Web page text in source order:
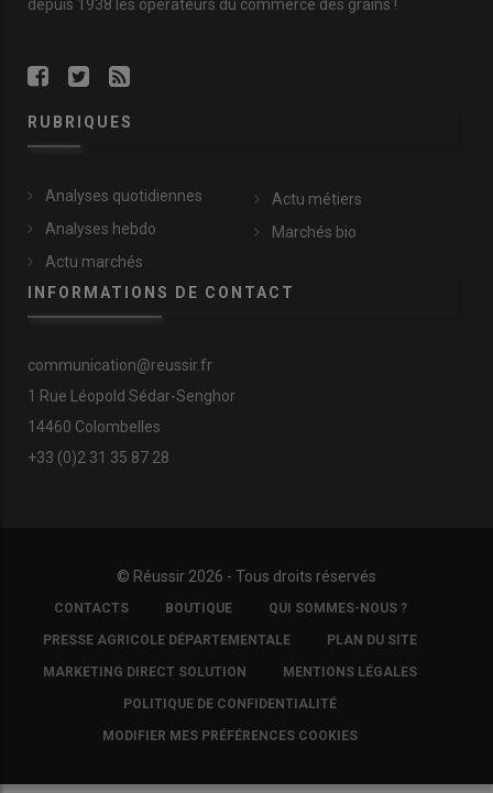
depuis 1938 les opérateurs du commerce des grains !
RUBRIQUES
Analyses quotidiennes
Analyses hebdo
Actu marchés
Actu métiers
Marchés bio
INFORMATIONS DE CONTACT
communication@reussir.fr
1 Rue Léopold Sédar-Senghor
14460 Colombelles
+33 (0)2 31 35 87 28
© Réussir 2026 - Tous droits réservés
FOOTER
COPYRIGHT
CONTACTS BOUTIQUE QUI SOMMES-NOUS ?
PRESSE AGRICOLE DÉPARTEMENTALE PLAN DU SITE
MARKETING DIRECT SOLUTION MENTIONS LÉGALES
POLITIQUE DE CONFIDENTIALITÉ
MODIFIER MES PRÉFÉRENCES COOKIES